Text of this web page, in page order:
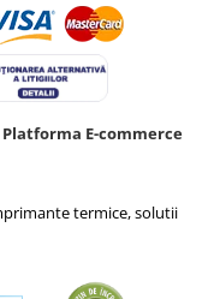
Platforma E-commerce